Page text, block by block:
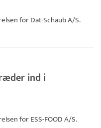
forDat-Schaub A/S.
ind i
forESS-FOOD A/S.